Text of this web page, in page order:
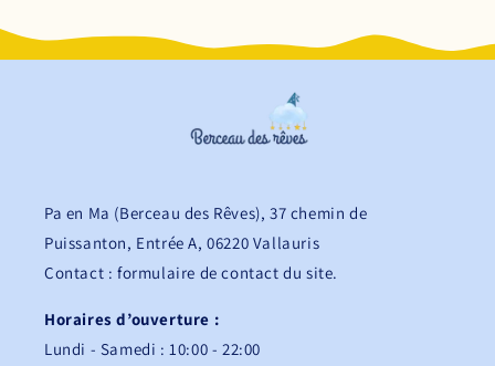
Pa en Ma (Berceau des Rêves), 37 chemin de
Puissanton, Entrée A, 06220 Vallauris
Contact : formulaire de contact du site.
Horaires d’ouverture :
Lundi - Samedi : 10:00 - 22:00